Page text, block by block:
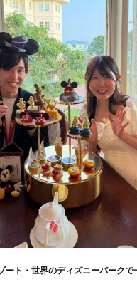
ート・世界のディズニーパークで